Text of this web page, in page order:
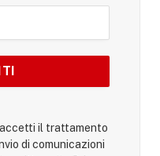
il trattamento
di comunicazioni